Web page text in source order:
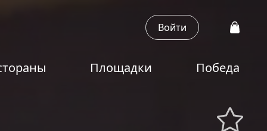
Войти
Площадки Победа